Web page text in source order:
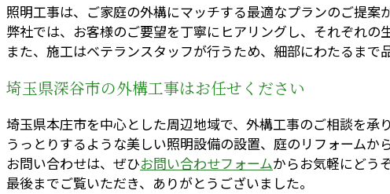
照明工事は、ご家庭の外構にマッチする最適なプランのご提案
弊社では、お客様のご要望を丁寧にヒアリングし、それぞれの
また、施工はベテランスタッフが行うため、細部にわたるまで
埼玉県深谷市の外構工事はお任せください
埼玉県本庄市を中心とした周辺地域で、外構工事のご相談を承り
うっとりするような美しい照明設備の設置、庭のリフォームか
お問い合わせは、ぜひお問い合わせフォームからお気軽にどうぞ
最後までご覧いただき、ありがとうございました。